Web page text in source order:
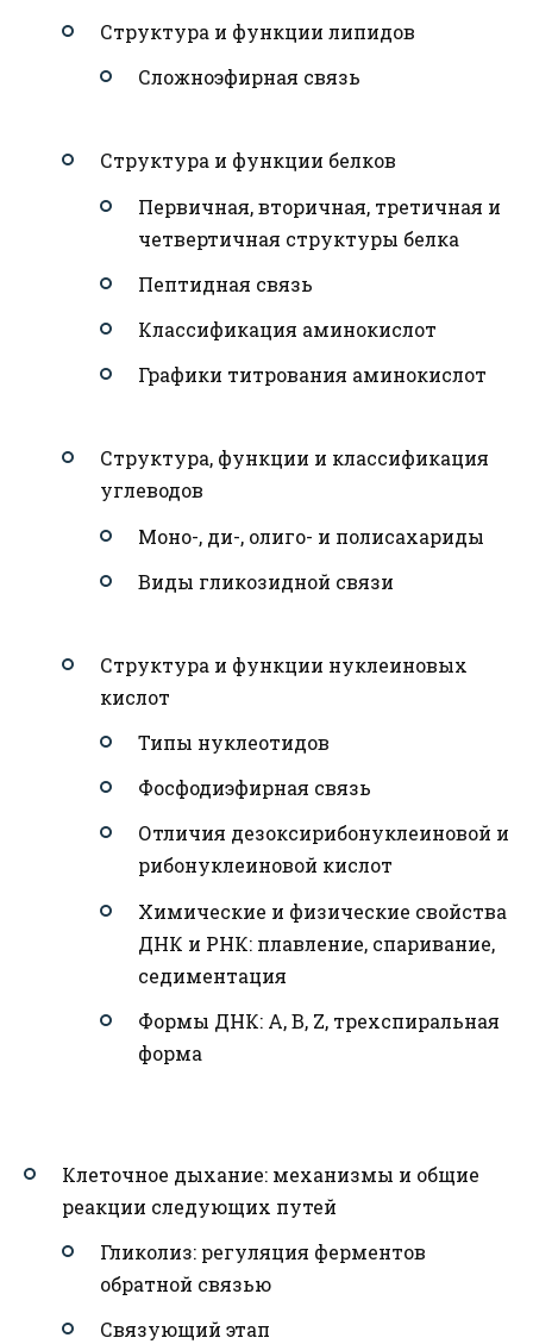
Структура и функции липидов
Сложноэфирная связь
Структура и функции белков
Первичная, вторичная, третичная и
четвертичная структуры белка
Пептидная связь
Классификация аминокислот
Графики титрования аминокислот
Структура, функции и классификация
углеводов
Моно-, ди-, олиго- и полисахариды
Виды гликозидной связи
Структура и функции нуклеиновых
кислот
Типы нуклеотидов
Фосфодиэфирная связь
Отличия дезоксирибонуклеиновой и
рибонуклеиновой кислот
Химические и физические свойства
ДНК и РНК: плавление, спаривание,
седиментация
Формы ДНК: A, B, Z, трехспиральная
форма
Клеточное дыхание: механизмы и общие
реакции следующих путей
Гликолиз: регуляция ферментов
обратной связью
Связующий этап